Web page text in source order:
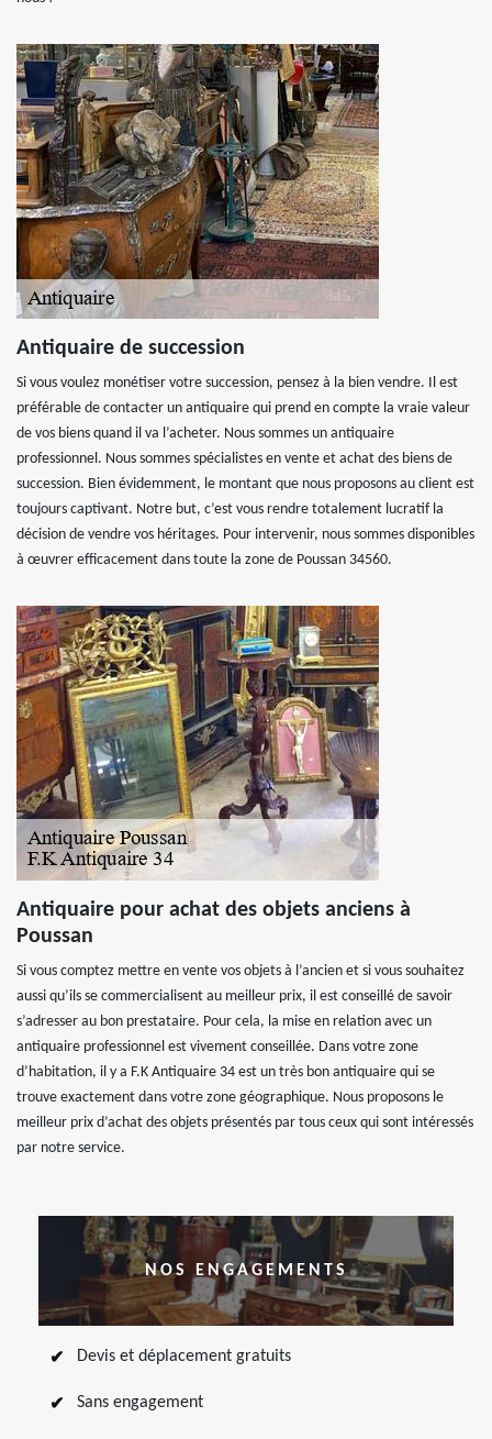
Antiquaire de succession
Si vous voulez monétiser votre succession, pensez à la bien vendre. Il est
préférable de contacter un antiquaire qui prend en compte la vraie valeur
de vos biens quand il va l’acheter. Nous sommes un antiquaire
professionnel. Nous sommes spécialistes en vente et achat des biens de
succession. Bien évidemment, le montant que nous proposons au client est
toujours captivant. Notre but, c’est vous rendre totalement lucratif la
décision de vendre vos héritages. Pour intervenir, nous sommes disponibles
à œuvrer efficacement dans toute la zone de Poussan 34560.
Antiquaire pour achat des objets anciens à
Poussan
Si vous comptez mettre en vente vos objets à l’ancien et si vous souhaitez
aussi qu’ils se commercialisent au meilleur prix, il est conseillé de savoir
s’adresser au bon prestataire. Pour cela, la mise en relation avec un
antiquaire professionnel est vivement conseillée. Dans votre zone
d’habitation, il y a F.K Antiquaire 34 est un très bon antiquaire qui se
trouve exactement dans votre zone géographique. Nous proposons le
meilleur prix d’achat des objets présentés par tous ceux qui sont intéressés
par notre service.
NOS ENGAGEMENTS
Devis et déplacement gratuits
Sans engagement